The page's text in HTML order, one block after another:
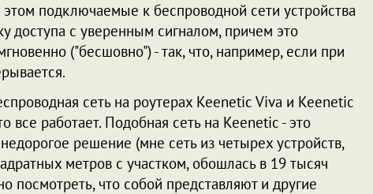
подключаемые к беспроводной сети устройства
с уверенным сигналом, причем это
("бесшовно") - так, что, например, если при
сеть на роутерах Keenetic Viva и Keenetic
все работает. Подобная сеть на Keenetic - это
решение (мне сеть из четырех устройств,
метров с участком, обошлась в 19 тысяч
посмотреть, что собой представляют и другие